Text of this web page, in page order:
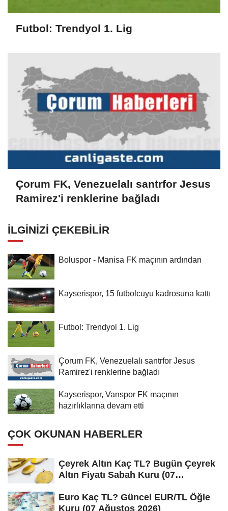
Futbol: Trendyol 1. Lig
Çorum FK, Venezuelalı santrfor Jesus
Ramirez'i renklerine bağladı
İLGINIZI ÇEKEBILIR
Boluspor - Manisa FK maçının ardından
Kayserispor, 15 futbolcuyu kadrosuna kattı
Futbol: Trendyol 1. Lig
Çorum FK, Venezuelalı santrfor Jesus
Ramirez'i renklerine bağladı
Kayserispor, Vanspor FK maçının
hazırlıklarına devam etti
ÇOK OKUNAN HABERLER
Çeyrek Altın Kaç TL? Bugün Çeyrek
Altın Fiyatı Sabah Kuru (07
Euro Kaç TL? Güncel EUR/TL Öğle
Kuru (07 Ağustos 2026)